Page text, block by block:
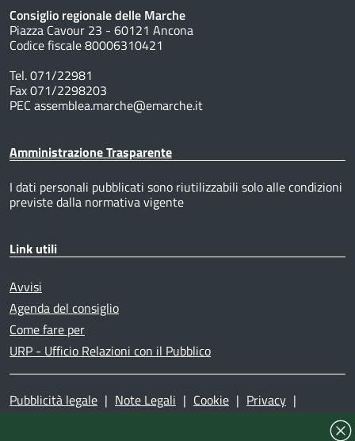
Consiglio regionale delle Marche
Piazza Cavour 23 - 60121 Ancona
Codice fiscale 80006310421
Tel. 071/22981
Fax 071/2298203
PEC assemblea.marche@emarche.it
Amministrazione Trasparente
I dati personali pubblicati sono riutilizzabili solo alle condizioni
previste dalla normativa vigente
Link utili
Avvisi
Agenda del consiglio
Come fare per
URP - Ufficio Relazioni con il Pubblico
Pubblicità legale | Note Legali | Cookie | Privacy |